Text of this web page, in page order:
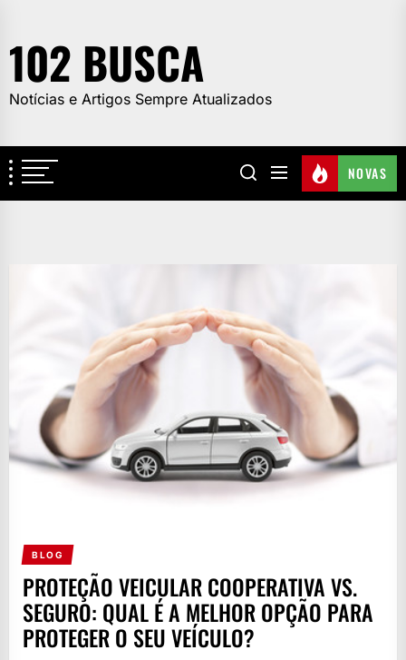
the
content
102 BUSCA
Notícias e Artigos Sempre Atualizados
NOVAS
BLOG
PROTEÇÃO VEICULAR COOPERATIVA VS.
SEGURO: QUAL É A MELHOR OPÇÃO PARA
PROTEGER O SEU VEÍCULO?